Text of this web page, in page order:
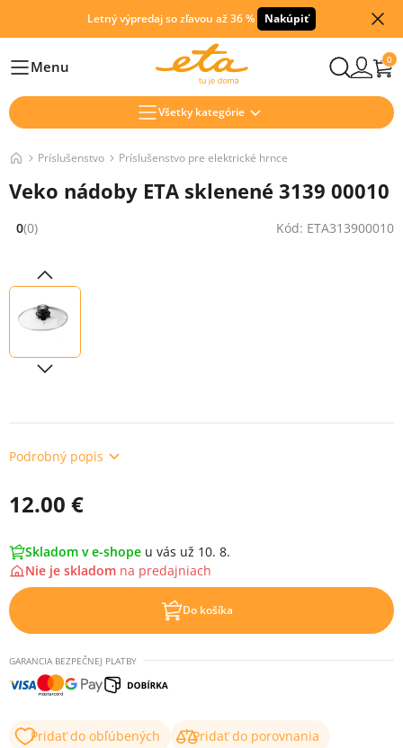
Letný výpredaj so zľavou až 36 % Nakúpiť
HlavníMenu 0
Všetky kategórie
Príslušenstvo Príslušenstvo pre elektrické hrnce
Veko nádoby ETA sklenené 3139 00010
Hodnocení: 0 z 5 (0 recenzí)
0(0) Kód: ETA313900010
Podrobný popis
12.00 €
Skladom v e-shope u vás už 10. 8.
Nie je skladom na predajniach
Do košíka
GARANCIA BEZPEČNEJ PLATBY
Pridať do obľúbených
Pridať do porovnania